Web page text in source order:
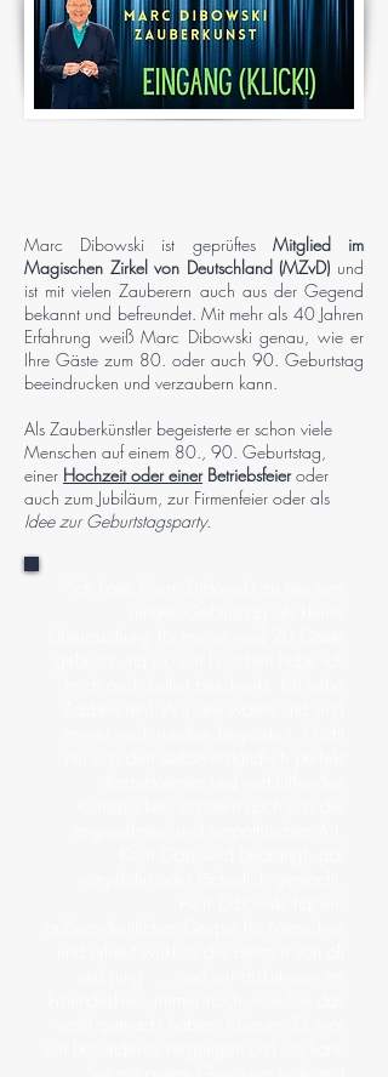
Marc Dibowski ist geprüftes Mitglied im
Magischen Zirkel von Deutschland (MZvD) und
ist mit vielen Zauberern auch aus der Gegend
bekannt und befreundet. Mit mehr als 40 Jahren
Erfahrung weiß Marc Dibowski genau, wie er
Ihre Gäste zum 80. oder auch 90. Geburtstag
beeindrucken und verzaubern kann.
Als Zauberkünstler begeisterte er schon viele
Menschen auf einem 80., 90. Geburtstag,
einer Hochzeit oder einer Betriebsfeieroder
auch zum Jubiläum, zur Firmenfeier oder als
Idee zur Geburtstagsparty.